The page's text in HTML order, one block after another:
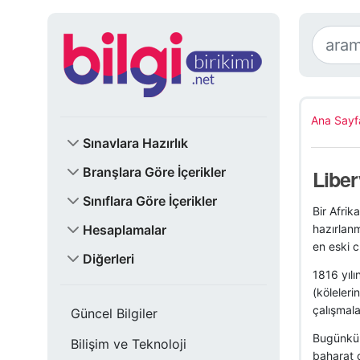
Sınavlara Hazırlık
Branşlara Göre İçerikler
Sınıflara Göre İçerikler
Hesaplamalar
Diğerleri
Güncel Bilgiler
Bilişim ve Teknoloji
Ana
Bir
en eski
1816
baharat